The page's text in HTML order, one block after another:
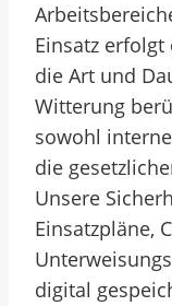
Einsatz
die Art und
Witterung
sowohl
die
Unsere
Einsatzpläne,
digital